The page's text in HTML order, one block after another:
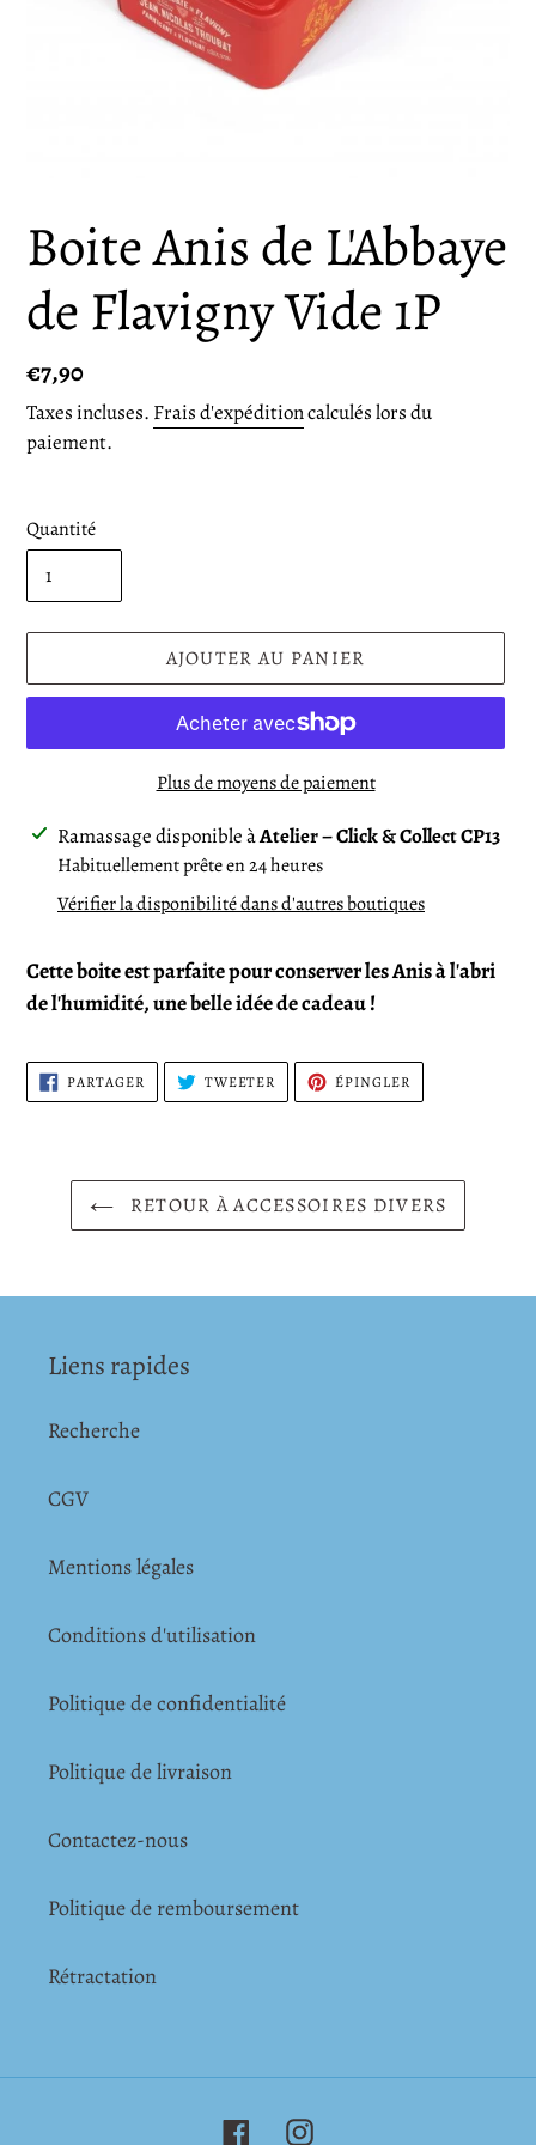
Boite Anis de L'Abbaye
de Flavigny Vide 1P
Prix
normal
€7,90
Taxes incluses. Frais d'expéditioncalculés lors du
paiement.
Quantité
AJOUTER AU PANIER
Plus de moyens de paiement
Ajout
d'un
produit
panier
Ramassage disponible àAtelier – Click & Collect CP13
Habituellement prête en 24 heures
Vérifier la disponibilité dans d'autres boutiques
Cette boite est parfaite pour conserver les Anis à l'abri
de l'humidité, une belle idée de cadeau !
PARTAGER PARTAGER
SUR
FACEBOOK
TWEETER TWEETER
TWITTER
ÉPINGLER
PINTEREST
RETOUR À ACCESSOIRES DIVERS
Liens rapides
Recherche
CGV
Mentions légales
Conditions d'utilisation
Politique de confidentialité
Politique de livraison
Contactez-nous
Politique de remboursement
Rétractation
FacebookInstagram